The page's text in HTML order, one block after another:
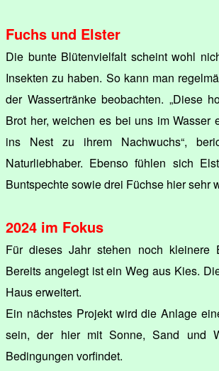
Fuchs und Elster
Die bunte Blütenvielfalt scheint wohl
Insekten zu haben. So kann man
der Wassertränke beobachten. „Diese
Brot her, weichen es bei uns im Wasser
ins Nest zu ihrem Nachwuchs“,
Naturliebhaber. Ebenso fühlen sich
Buntspechte sowie drei Füchse hier sehr
2024 im Fokus
Für dieses Jahr stehen noch kleinere
Bereits angelegt ist ein Weg aus Kies.
Haus erweitert.
Ein nächstes Projekt wird die Anlage
sein, der hier mit Sonne, Sand und
Bedingungen vorfindet.